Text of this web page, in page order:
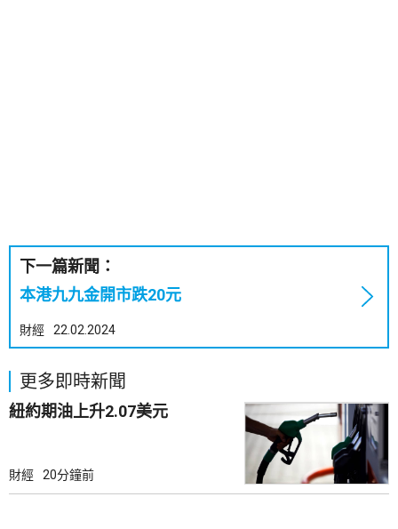
下一篇新聞：
本港九九金開市跌20元
財經 22.02.2024
更多即時新聞
紐約期油上升2.07美元
財經 20分鐘前